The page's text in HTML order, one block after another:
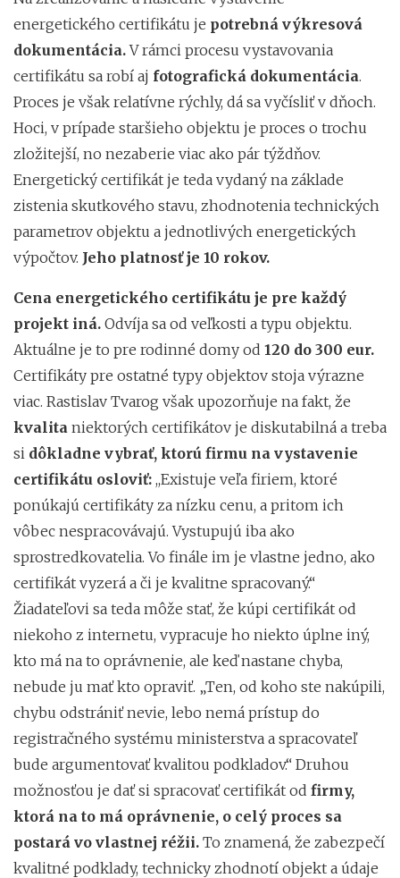
energetického certifikátu je potrebná výkresová
dokumentácia.V rámci procesu vystavovania
certifikátu sa robí aj fotografická dokumentácia.
Proces je však relatívne rýchly, dá sa vyčísliť v dňoch.
Hoci, v prípade staršieho objektu je proces o trochu
zložitejší, no nezaberie viac ako pár týždňov.
Energetický certifikát je teda vydaný na základe
zistenia skutkového stavu, zhodnotenia technických
parametrov objektu a jednotlivých energetických
výpočtov. Jeho platnosť je 10 rokov.
Cena energetického certifikátu je pre každý
projekt iná. Odvíja sa od veľkosti a typu objektu.
Aktuálne je to pre rodinné domy od 120 do 300 eur.
Certifikáty pre ostatné typy objektov stoja výrazne
viac. Rastislav Tvarog však upozorňuje na fakt, že
kvalita niektorých certifikátov je diskutabilná a treba
si dôkladne vybrať, ktorú firmu na vystavenie
certifikátu osloviť: ,,Existuje veľa firiem, ktoré
ponúkajú certifikáty za nízku cenu, a pritom ich
vôbec nespracovávajú. Vystupujú iba ako
sprostredkovatelia. Vo finále im je vlastne jedno, ako
certifikát vyzerá a či je kvalitne spracovaný.“
Žiadateľovi sa teda môže stať, že kúpi certifikát od
niekoho z internetu, vypracuje ho niekto úplne iný,
kto má na to oprávnenie, ale keď nastane chyba,
nebude ju mať kto opraviť. „Ten, od koho ste nakúpili,
chybu odstrániť nevie, lebo nemá prístup do
registračného systému ministerstva a spracovateľ
bude argumentovať kvalitou podkladov.“ Druhou
možnosťou je dať si spracovať certifikát od firmy,
ktorá na to má oprávnenie, o celý proces sa
postará vo vlastnej réžii. To znamená, že zabezpečí
kvalitné podklady, technicky zhodnotí objekt a údaje